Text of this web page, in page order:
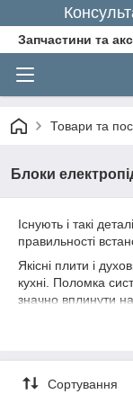
Запчастини та
Товари та
Блоки
Існують і такі
правильності
Якісні плити і
кухні. Поломка
значно вплинути
виконати якісну
можетеСортування